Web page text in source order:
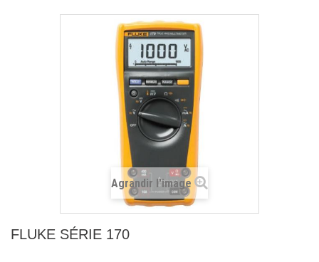
Agrandir l'image
FLUKE SÉRIE 170